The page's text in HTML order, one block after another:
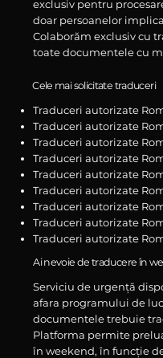
exclusiv pentru
doar persoanelor
Colaborăm exclusiv cu
toate documentele cu
Cele mai solicitate traduceri
Traduceri autorizate
Traduceri autorizate
Traduceri autorizate
Traduceri autorizate
Traduceri autorizate
Traduceri autorizate
Traduceri autorizate
Traduceri autorizate
Traduceri autorizate
Ai nevoie de traducere în
Serviciu de urgență
afara programului de
documentele trebuie
Platforma permite
în weekend, în funcție